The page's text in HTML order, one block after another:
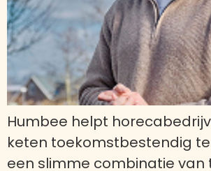
Humbee helpt
keten toekomstbestendig
een slimme combinatie van